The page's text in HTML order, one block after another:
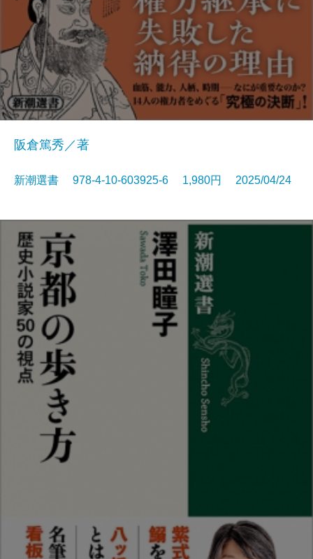
阪倉篤秀／著
新潮選書 978-4-10-603925-6 1,980円 2025/04/24